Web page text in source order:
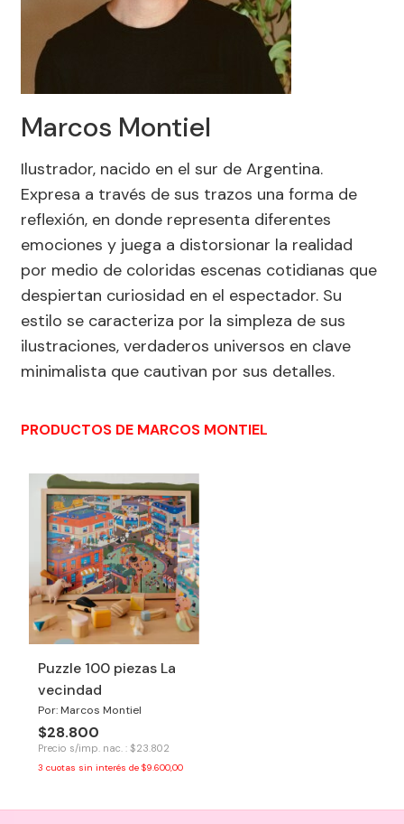
Marcos Montiel
Ilustrador, nacido en el sur de Argentina.
Expresa a través de sus trazos una forma de
reflexión, en donde representa diferentes
emociones y juega a distorsionar la realidad
por medio de coloridas escenas cotidianas que
despiertan curiosidad en el espectador. Su
estilo se caracteriza por la simpleza de sus
ilustraciones, verdaderos universos en clave
minimalista que cautivan por sus detalles.
PRODUCTOS DE MARCOS MONTIEL
Puzzle 100 piezas La
vecindad
Por: Marcos Montiel
$28.800
Precio s/imp. nac. : $23.802
3 cuotas sin interés de $9.600,00